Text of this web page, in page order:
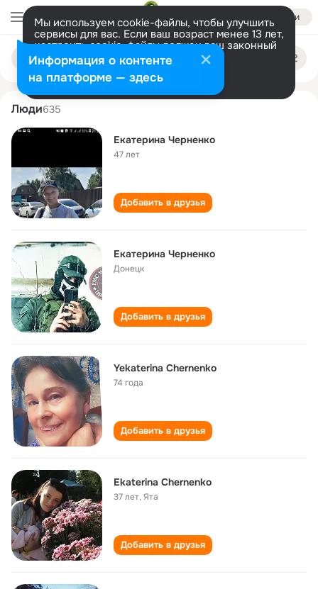
Войти
Мы используем cookie-файлы, чтобы улучшить
сервисы для вас. Если ваш возраст менее 13 лет,
настроить cookie-файлы должен ваш законный
представитель. Больше информации
Разрешить все Настроить
Поиск
людям
ekaterina chernenko
Люди635
Екатерина Черненко
47 лет
Добавить в друзья
Екатерина Черненко
Донецк
Добавить в друзья
Yekaterina Chernenko
74 года
Добавить в друзья
Ekaterina Chernenko
37 лет,Ята
Добавить в друзья
Информация о контенте
на платформе — здесь